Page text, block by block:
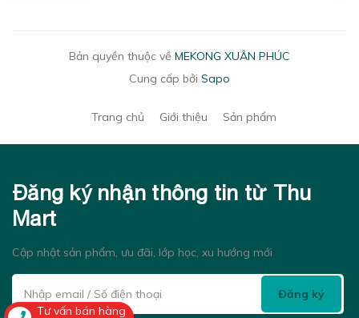
Bản quyền thuộc về MEKONG XUÂN PHÚC
Cung cấp bởi Sapo
Trang chủ Giới thiệu Sản phẩm
Đăng ký nhận thông tin từ Thu
Mart
Cập nhật sản phẩm, ưu đãi, lớp học, xu hướng mới
Đăng ký
Tư vấn bán hàng